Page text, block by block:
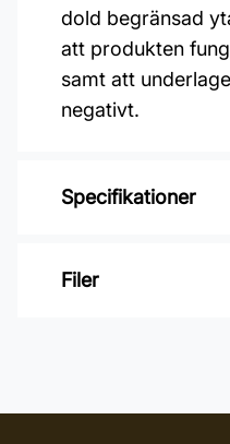
dold begränsad
att produkten
samt att
negativt.
Specifikationer
Varumärke: Jape
Leverantörens
Filer